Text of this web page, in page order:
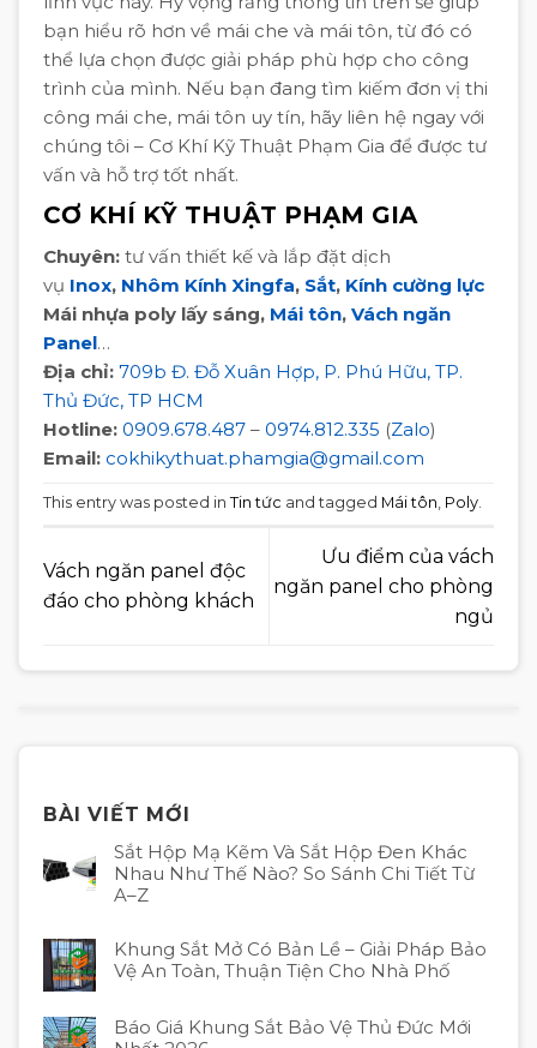
bạn hiểu rõ hơn về mái che và mái tôn, từ đó có
thể lựa chọn được giải pháp phù hợp cho công
trình của mình. Nếu bạn đang tìm kiếm đơn vị thi
công mái che, mái tôn uy tín, hãy liên hệ ngay với
chúng tôi – Cơ Khí Kỹ Thuật Phạm Gia để được tư
vấn và hỗ trợ tốt nhất.
CƠ KHÍ KỸ THUẬT PHẠM GIA
Chuyên: tư vấn thiết kế và lắp đặt dịch
vụ Inox, Nhôm Kính Xingfa, Sắt, Kính cường lực
Mái nhựa poly lấy sáng, Mái tôn, Vách ngăn
Panel…
Địa chỉ: 709b Đ. Đỗ Xuân Hợp, P. Phú Hữu, TP.
Thủ Đức, TP HCM
Hotline: 0909.678.487 – 0974.812.335 (Zalo)
Email: cokhikythuat.phamgia@gmail.com
This entry was posted in Tin tức and tagged Mái tôn, Poly.
Vách ngăn panel độc
đáo cho phòng khách
Ưu điểm của vách
ngăn panel cho phòng
ngủ
BÀI VIẾT MỚI
Sắt Hộp Mạ Kẽm Và Sắt Hộp Đen Khác
Nhau Như Thế Nào? So Sánh Chi Tiết Từ
A–Z
Khung Sắt Mở Có Bản Lề – Giải Pháp Bảo
Vệ An Toàn, Thuận Tiện Cho Nhà Phố
Báo Giá Khung Sắt Bảo Vệ Thủ Đức Mới